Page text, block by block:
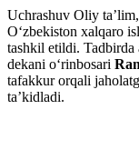
Uchrashuv Oliy
O‘zbekiston xalqaro
tashkil etildi.
dekani o‘rinbosari
tafakkur orqali
ta’kidladi.